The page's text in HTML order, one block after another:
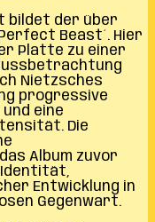
bildet der über
Beast´. Hier
Platte zu einer
Nietzsches
progressive
eine
Die
Album zuvor
Identität,
Entwicklung in
Gegenwart.